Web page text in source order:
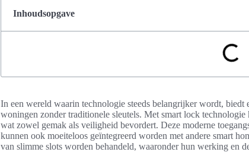
Inhoudsopgave
In een wereld waarin technologie steeds belangrijker wordt,
woningen zonder traditionele sleutels. Met smart lock
wat zowel gemak als veiligheid bevordert. Deze moderne
kunnen ook moeiteloos geïntegreerd worden met andere smart
van slimme slots worden behandeld, waaronder hun werking en